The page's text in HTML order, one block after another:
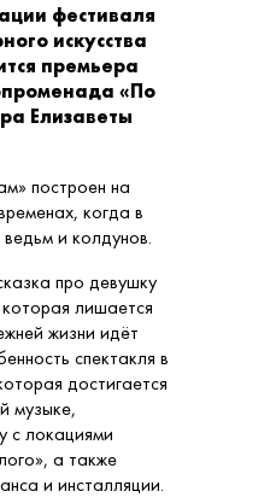
фестиваля
искусства
премьера
«По
Елизаветы
построен на
когда в
и колдунов.
про девушку
лишается
жизни идёт
спектакля в
достигается
музыке,
с локациями
а также
и инсталляции.